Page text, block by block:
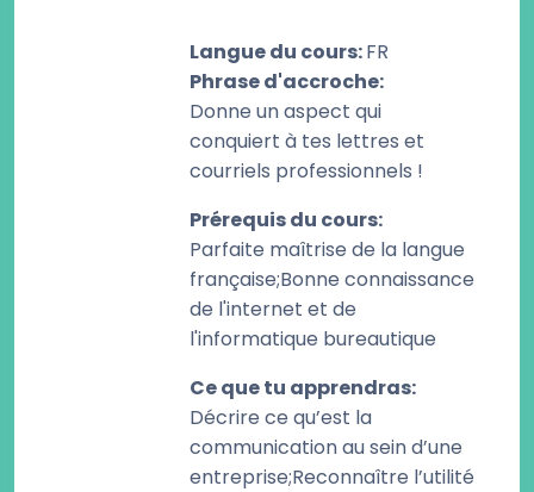
Langue du cours:FR
Phrase d'accroche:
Donne un aspect qui
conquiert à tes lettres et
courriels professionnels !
Prérequis du cours:
Parfaite maîtrise de la langue
française;Bonne connaissance
de l'internet et de
l'informatique bureautique
Ce que tu apprendras:
Décrire ce qu’est la
communication au sein d’une
entreprise;Reconnaître l’utilité